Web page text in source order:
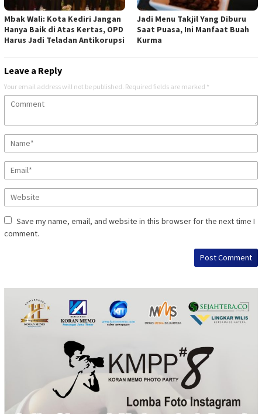
Mbak Wali: Kota Kediri Jangan
Hanya Baik di Atas Kertas, OPD
Harus Jadi Teladan Antikorupsi
Jadi Menu Takjil Yang Diburu
Saat Puasa, Ini Manfaat Buah
Kurma
Leave a Reply
Your email address will not be published. Required fields are marked *
Save my name, email, and website in this browser for the next time I
comment.